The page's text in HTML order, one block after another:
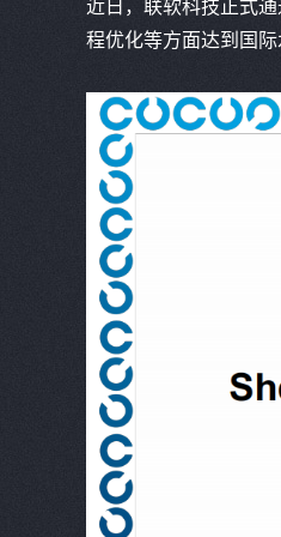
程优化等方面达到国